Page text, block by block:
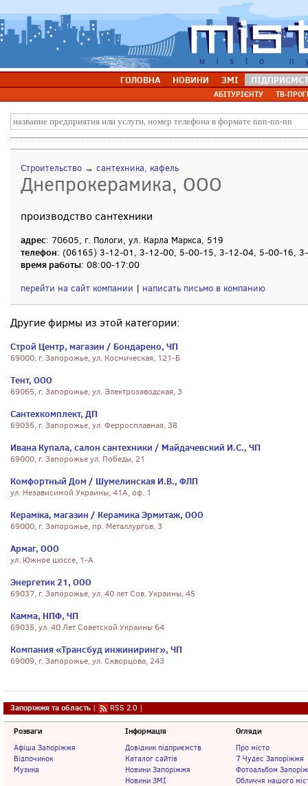
ГОЛОВНА НОВИНИ ЗМІ
АБІТУРІЄНТУ ТВ-
Строительство → сантехника, кафель
Днепрокерамика, ООО
производство сантехники
адрес: 70605, г. Пологи, ул. Карла Маркса, 519
телефон: (06165) 3-12-01, 3-12-00, 5-00-15, 3-12-04, 5-00-16,
время работы: 08:00-17:00
перейти на сайт компании | написать письмо в компанию
Другие фирмы из этой категории:
Строй Центр, магазин / Бондарено, ЧП
69000, г. Запорожье, ул. Космическая, 121-Б
Тент, ООО
69065, г. Запорожье, ул. Электрозаводская, 3
Сантехкомплект, ДП
69035, г. Запорожье, ул. Ферросплавная, 38
Ивана Купала, салон сантехники / Майдачевский И.С., ЧП
69000, г. Запорожье ул. Победы, 21
Комфортный Дом / Шумелинская И.В., ФЛП
ул. Независимой Украины, 41А, оф. 1
Кераміка, магазин / Керамика Эрмитаж, ООО
69000, г. Запорожье, пр. Металлургов, 3
Армаг, ООО
ул. Южное шоссе, 1-А
Энергетик 21, ООО
69037, г. Запорожье, ул. 40 лет Сов. Украины, 45
Камма, НПФ, ЧП
69035, ул. 40 Лет Советской Украины 64
Компания «Трансбуд инжиниринг», ЧП
69009, г. Запорожье, ул. Скворцова, 243
Запоріжжя та область | RSS 2.0 |
Розваги
Афіша Запоріжжя
Відпочинок
Музика
Інформація
Довідник підприємств
Каталог сайтів
Новини Запоріжжя
Новини ЗМІ
Огляди
Про місто
7 Чудес Запоріжжя
Фотоальбом
Обличчя нашого